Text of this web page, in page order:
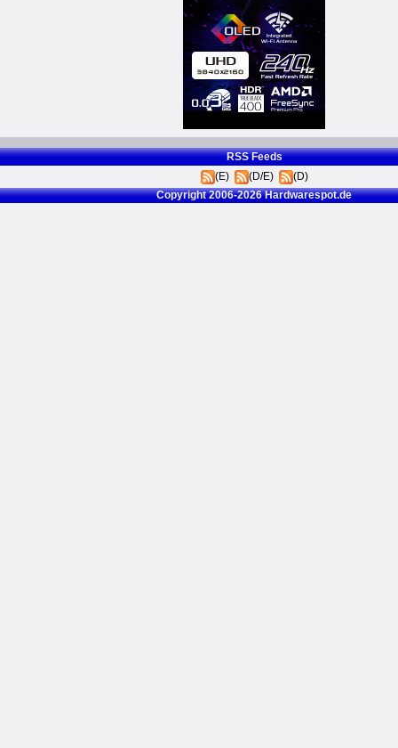
RSS Feeds
(E)
(D/E)
(D)
Copyright 2006-2026 Hardwarespot.de